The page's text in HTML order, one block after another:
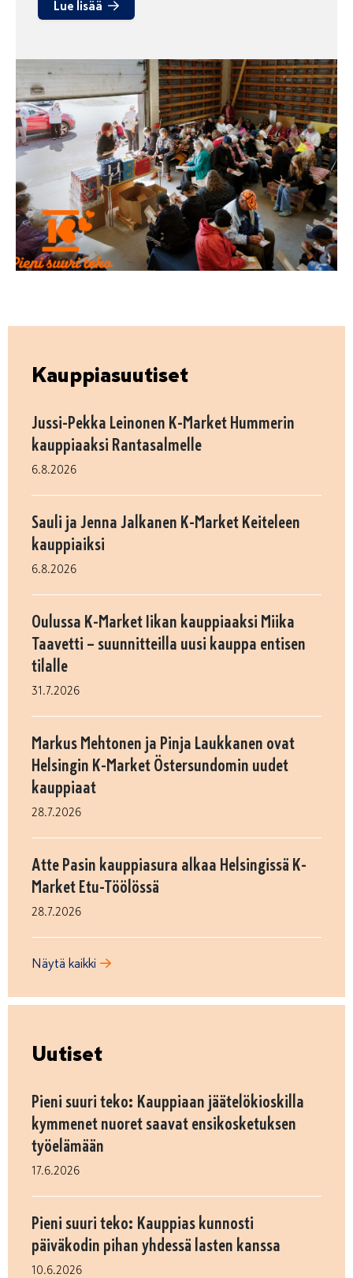
Lue lisää
Kauppiasuutiset
Jussi-Pekka Leinonen K-Market Hummerin
kauppiaaksi Rantasalmelle
6.8.2026
Sauli ja Jenna Jalkanen K-Market Keiteleen
kauppiaiksi
6.8.2026
Oulussa K-Market Iikan kauppiaaksi Miika
Taavetti – suunnitteilla uusi kauppa entisen
tilalle
31.7.2026
Markus Mehtonen ja Pinja Laukkanen ovat
Helsingin K-Market Östersundomin uudet
kauppiaat
28.7.2026
Atte Pasin kauppiasura alkaa Helsingissä K-
Market Etu-Töölössä
28.7.2026
Näytä kaikki
Uutiset
Pieni suuri teko: Kauppiaan jäätelökioskilla
kymmenet nuoret saavat ensikosketuksen
työelämään
17.6.2026
Pieni suuri teko: Kauppias kunnosti
päiväkodin pihan yhdessä lasten kanssa
10.6.2026